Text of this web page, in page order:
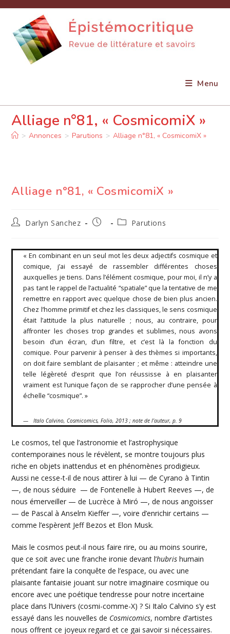
content
Menu
Alliage n°81, « CosmicomiX »
> Annonces > Parutions > Alliage n°81, « CosmicomiX »
Alliage n°81, « CosmicomiX »
Auteur/autrice
publication :
Darlyn Sanchez
Publication
PostParutions
« En combinant en un seul mot les deux adjectifs cosmique et
comique, j’ai essayé de rassembler différentes choses
auxquelles je tiens. Dans l’élément cosmique, pour moi, il n’y a
pas tant le rappel de l’actualité “spatiale” que la tentative de me
remettre en rapport avec quelque chose de bien plus ancien.
Chez l’homme primitif et chez les classiques, le sens cosmique
était l’attitude la plus naturelle ; nous, au contraire, pour
affronter les choses trop grandes et sublimes, nous avons
besoin d’un écran, d’un filtre, et c’est là la fonction du
comique. Pour parvenir à penser à des thèmes si importants,
on doit faire semblant de plaisanter ; et même : atteindre une
telle légèreté d’esprit que l’on réussisse à en plaisanter
vraiment est l’unique façon de se rapprocher d’une pensée à
échelle “cosmique”. »
Italo Calvino, Cosmicomics, Folio, 2013 ; note de l’auteur, p. 9
Le cosmos, tel que l’astronomie et l’astrophysique
contemporaines nous le révèlent, se montre toujours plus
riche en objets inattendus et en phénomènes prodigieux.
Aussi ne cesse-t-il de nous attirer à lui — de Cyrano à Tintin
—, de nous séduire — de Fontenelle à Hubert Reeves —, de
nous émerveiller — de Lucrèce à Miró —, de nous angoisser
— de Pascal à Anselm Kieffer —, voire d’enrichir certains —
comme l’espèrent Jeff Bezos et Elon Musk.
Mais le cosmos peut-il nous faire rire, ou au moins sourire,
que ce soit avec une franche ironie devant l’hubris humain
prétendant faire la conquête de l’espace, ou avec une
plaisante fantaisie jouant sur notre imaginaire cosmique ou
encore avec une poétique tendresse pour notre incertaine
place dans l’Univers (cosmi-comme-X) ? Si Italo Calvino s’y est
essayé dans les nouvelles de Cosmicomics, nombre d’artistes
nous offrent ce joyeux regard et ce gai savoir si nécessaires.